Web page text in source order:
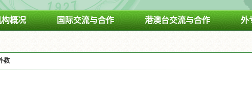
构概况 国际交流与合作 港澳台交流与合作 外
选派我校学生参加2026年世界名校访学项目的通知 2026年04月03日
教